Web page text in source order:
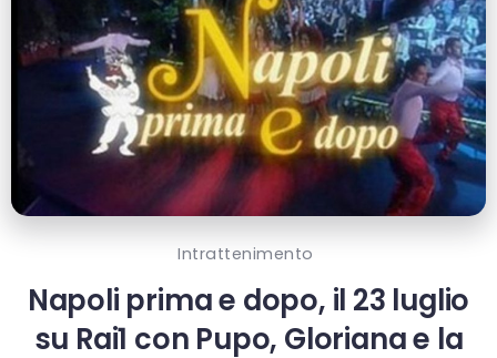
Intrattenimento
Napoli prima e dopo, il 23 luglio
su Rai1 con Pupo, Gloriana e la